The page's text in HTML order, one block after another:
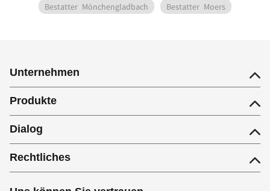
Bestatter Mönchengladbach Bestatter Moers
Unternehmen
Produkte
Dialog
Rechtliches